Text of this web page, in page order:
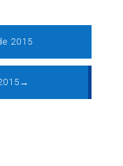
2015
→